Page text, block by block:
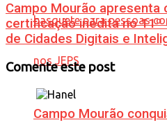
Campo Mourão
Campo Mourão apresenta
certificação inédita no 11º
de Cidades Digitais e
Comente este post